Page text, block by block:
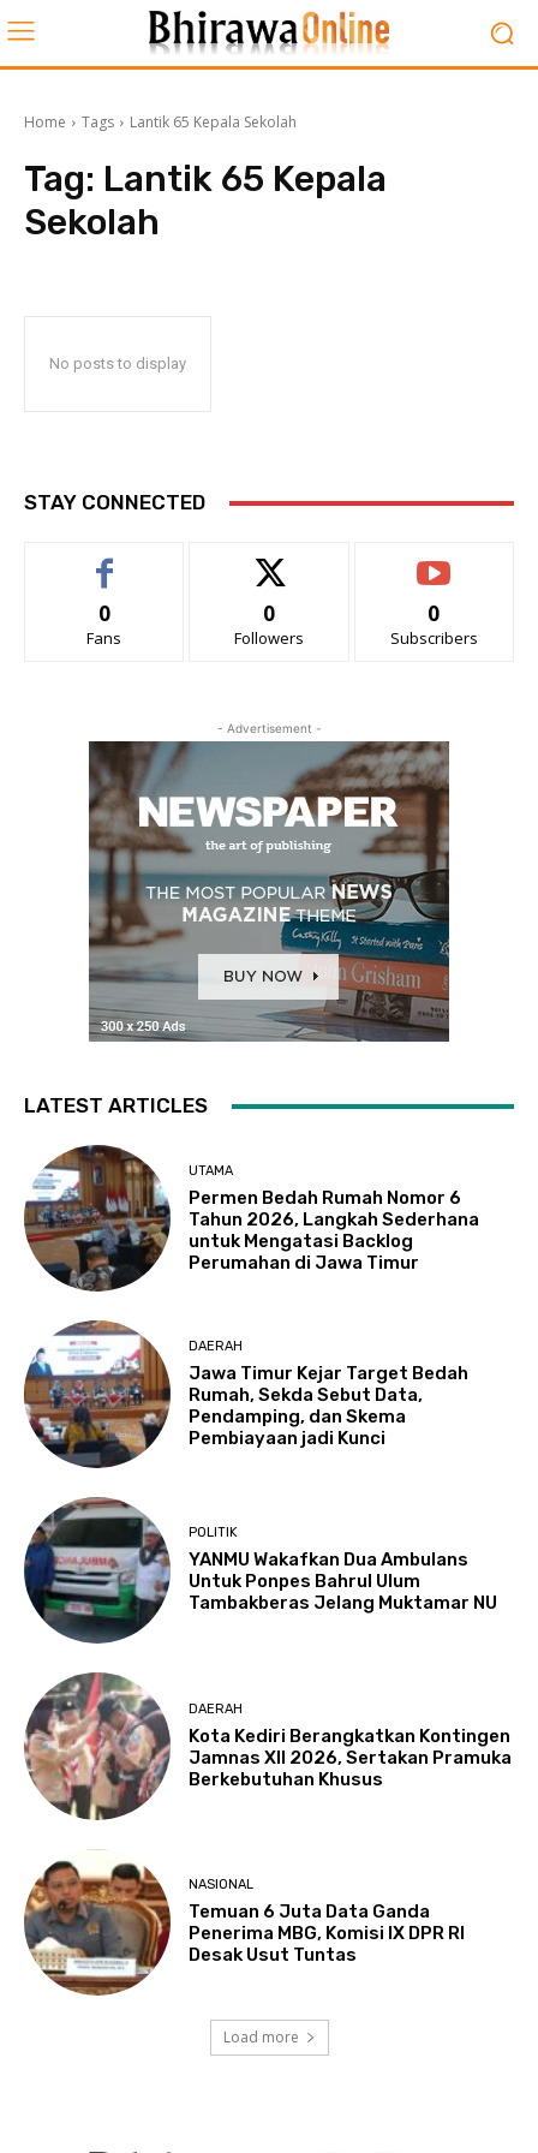
Home Tags Lantik 65 Kepala Sekolah
Tag: Lantik 65 Kepala
Sekolah
No posts to display
STAY CONNECTED
0
Fans
0
Followers
0
Subscribers
- Advertisement -
LATEST ARTICLES
UTAMA
Permen Bedah Rumah Nomor 6
Tahun 2026, Langkah Sederhana
untuk Mengatasi Backlog
Perumahan di Jawa Timur
DAERAH
Jawa Timur Kejar Target Bedah
Rumah, Sekda Sebut Data,
Pendamping, dan Skema
Pembiayaan jadi Kunci
POLITIK
YANMU Wakafkan Dua Ambulans
Untuk Ponpes Bahrul Ulum
Tambakberas Jelang Muktamar NU
DAERAH
Kota Kediri Berangkatkan Kontingen
Jamnas XII 2026, Sertakan Pramuka
Berkebutuhan Khusus
NASIONAL
Temuan 6 Juta Data Ganda
Penerima MBG, Komisi IX DPR RI
Desak Usut Tuntas
Load more